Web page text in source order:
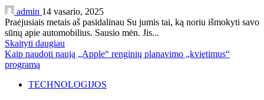
admin 14 vasario, 2025
Praėjusiais metais aš pasidalinau Su jumis tai, ką noriu išmokyti savo
sūnų apie automobilius. Sausio mėn. Jis...
Skaityti daugiau
Kaip naudoti naują „Apple“ renginių planavimo „kvietimus“
programą
TECHNOLOGIJOS